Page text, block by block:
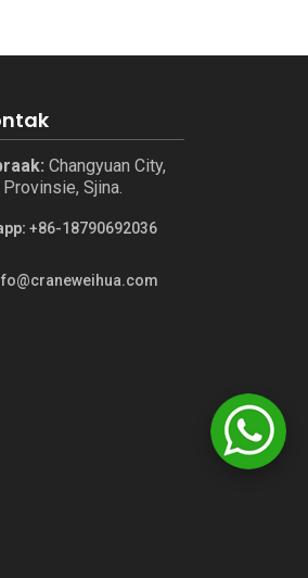
Changyuan City,
Provinsie, Sjina.
+86-18790692036